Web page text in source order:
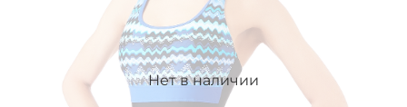
Нет в наличии